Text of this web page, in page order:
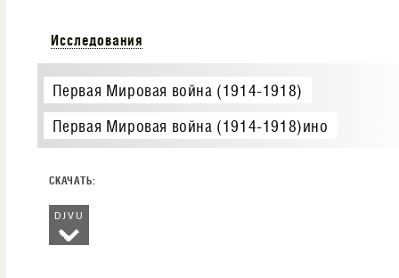
Исследования
Первая Мировая война (1914-1918)
Первая Мировая война (1914-1918)ино
DJVU